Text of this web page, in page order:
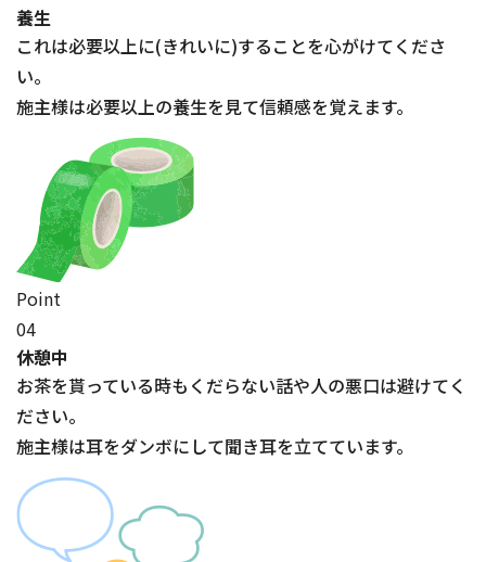
養生
これは必要以上に(きれいに)することを心がけてくださ
い。
施主様は必要以上の養生を見て信頼感を覚えます。
Point
04
休憩中
お茶を貰っている時もくだらない話や人の悪口は避けてく
ださい。
施主様は耳をダンボにして聞き耳を立てています。